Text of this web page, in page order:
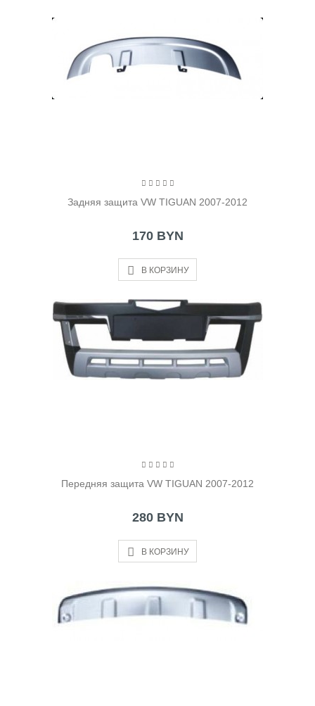
Задняя защита VW TIGUAN 2007-2012
170 BYN
В КОРЗИНУ
Передняя защита VW TIGUAN 2007-2012
280 BYN
В КОРЗИНУ